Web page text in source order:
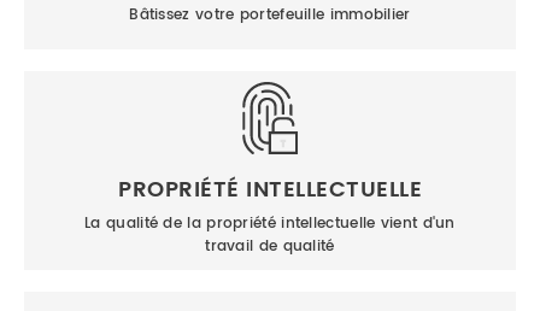
Bâtissez votre portefeuille immobilier
PROPRIÉTÉ INTELLECTUELLE
La qualité de la propriété intellectuelle vient d'un
travail de qualité